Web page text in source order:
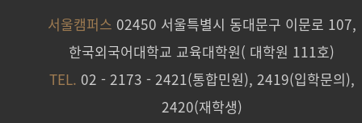
서울캠퍼스 02450 서울특별시 동대문구 이문로 107,
한국외국어대학교 교육대학원( 대학원 111호)
TEL. 02 - 2173 - 2421(통합민원), 2419(입학문의),
2420(재학생)